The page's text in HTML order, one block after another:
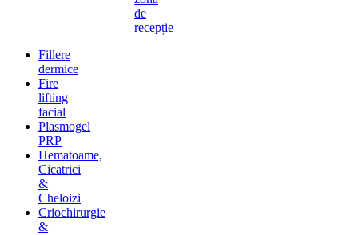
de
recepție
Fillere
dermice
Fire
lifting
facial
Plasmogel
PRP
Hematoame,
Cicatrici
&
Cheloizi
Criochirurgie
&